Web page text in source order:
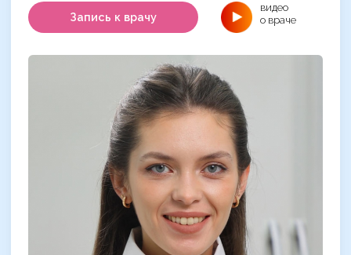
Запись к врачу
видео
о враче